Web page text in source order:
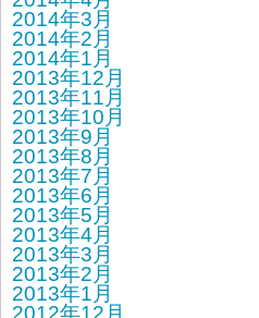
2014年3月
2014年2月
2014年1月
2013年12月
2013年11月
2013年10月
2013年9月
2013年8月
2013年7月
2013年6月
2013年5月
2013年4月
2013年3月
2013年2月
2013年1月
2012年12月